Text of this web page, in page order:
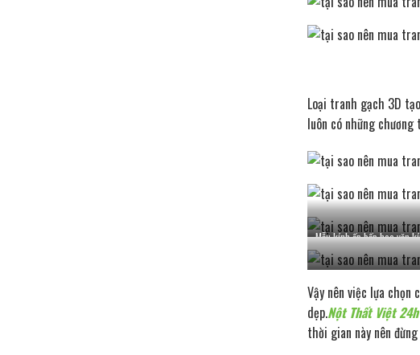
Loại tranh gạch 3D
luôn có những
Mẫu kính ốp bếp hoa văn
Vậy nên việc lựa
dẹp.Nột Thất Việt 24h
thời gian này nên